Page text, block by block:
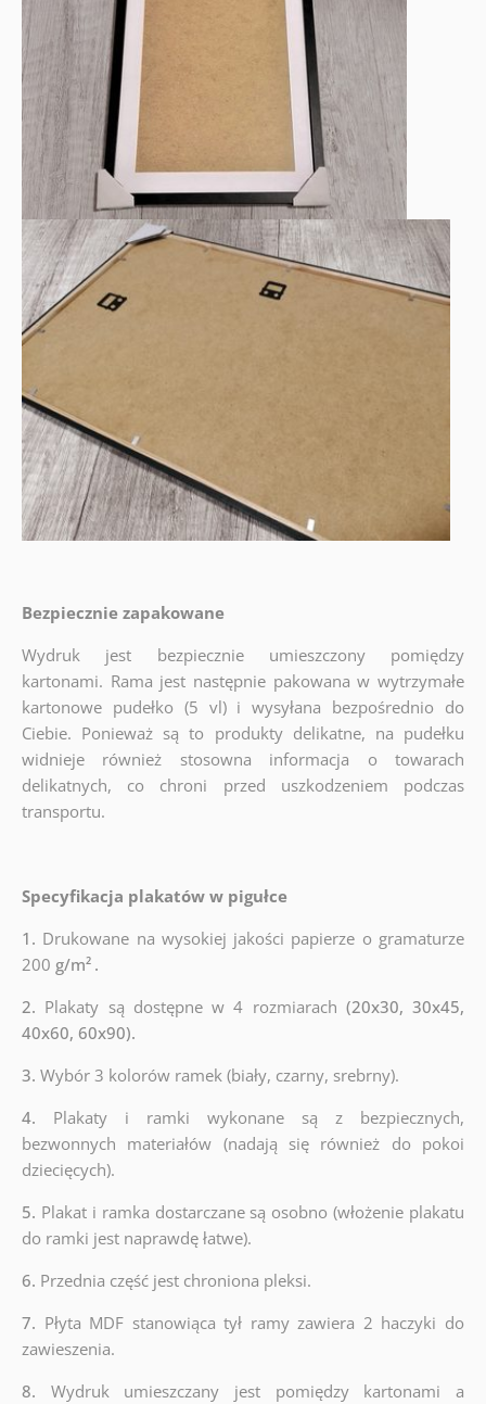
Bezpiecznie zapakowane
Wydruk jest bezpiecznie umieszczony pomiędzy
kartonami. Rama jest następnie pakowana w wytrzymałe
kartonowe pudełko (5 vl) i wysyłana bezpośrednio do
Ciebie. Ponieważ są to produkty delikatne, na pudełku
widnieje również stosowna informacja o towarach
delikatnych, co chroni przed uszkodzeniem podczas
transportu.
Specyfikacja plakatów w pigułce
1. Drukowane na wysokiej jakości papierze o gramaturze
200 g/m² .
2. Plakaty są dostępne w 4 rozmiarach (20x30, 30x45,
40x60, 60x90).
3. Wybór 3 kolorów ramek (biały, czarny, srebrny).
4. Plakaty i ramki wykonane są z bezpiecznych,
bezwonnych materiałów (nadają się również do pokoi
dziecięcych).
5. Plakat i ramka dostarczane są osobno (włożenie plakatu
do ramki jest naprawdę łatwe).
6. Przednia część jest chroniona pleksi.
7. Płyta MDF stanowiąca tył ramy zawiera 2 haczyki do
zawieszenia.
8. Wydruk umieszczany jest pomiędzy kartonami a